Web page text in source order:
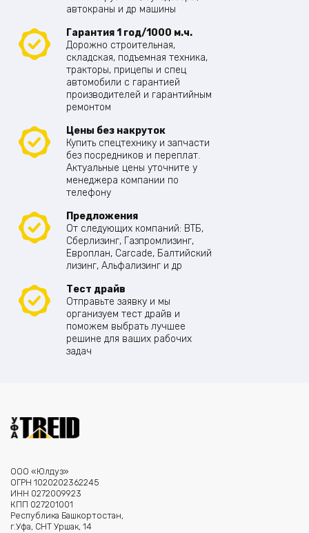
автокраны и др машины
Гарантия 1 год/1000 м.ч.
Дорожно строительная,
складская, подъемная техника,
тракторы, прицепы и спец
автомобили с гарантией
производителей и гарантийным
ремонтом
Цены без накруток
Купить спецтехнику и запчасти
без посредников и переплат.
Актуальные цены уточните у
менеджера компании по
телефону
Предложения
От следующих компаний: ВТБ,
Сберлизинг, Газпромлизинг,
Европлан, Carcade, Балтийский
лизинг, Альфализинг и др
Тест драйв
Отправьте заявку и мы
организуем тест драйв и
поможем выбрать лучшее
решине для ваших рабочих
задач
ООО «Юлдуз»
ОГРН 1020202362245
ИНН 0272009923
КПП 027201001
Республика Башкортостан,
г.Уфа, СНТ Уршак, 14